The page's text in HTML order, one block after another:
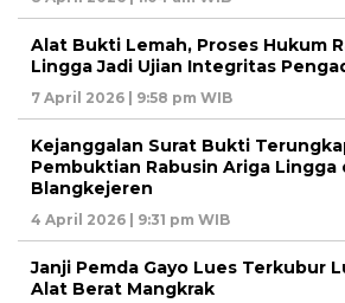
Alat Bukti Lemah, Proses Hukum
Lingga Jadi Ujian Integritas
7 April 2026 | 9:58 pm WIB
Kejanggalan Surat Bukti
Pembuktian Rabusin Ariga Lingga
Blangkejeren
4 April 2026 | 9:31 pm WIB
Janji Pemda Gayo Lues Terkubur
Alat Berat Mangkrak